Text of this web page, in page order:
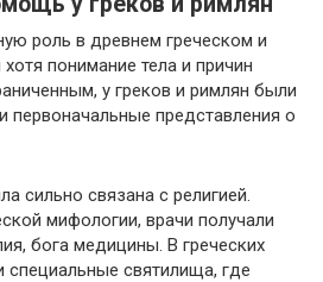
роль в древнем греческом и
понимание тела и причин
у греков и римлян были
первоначальные представления о
сильно связана с религией.
мифологии, врачи получали
бога медицины. В греческих
специальные святилища, где